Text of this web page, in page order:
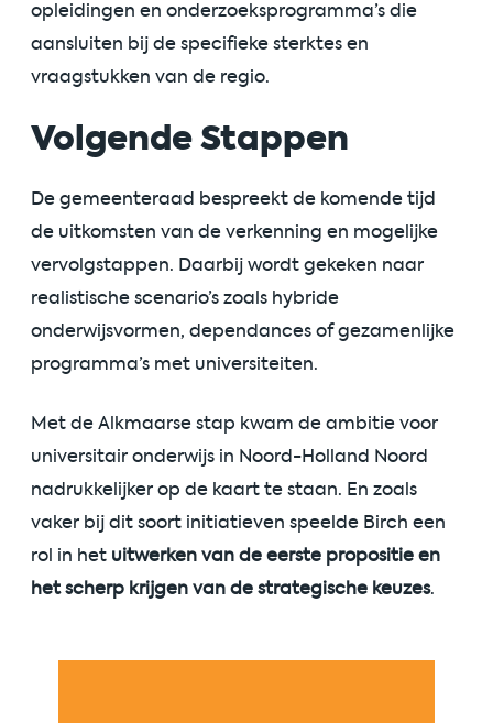
opleidingen en onderzoeksprogramma’s die
aansluiten bij de specifieke sterktes en
vraagstukken van de regio.
Volgende Stappen
De gemeenteraad bespreekt de komende tijd
de uitkomsten van de verkenning en mogelijke
vervolgstappen. Daarbij wordt gekeken naar
realistische scenario’s zoals hybride
onderwijsvormen, dependances of gezamenlijke
programma’s met universiteiten.
Met de Alkmaarse stap kwam de ambitie voor
universitair onderwijs in Noord-Holland Noord
nadrukkelijker op de kaart te staan. En zoals
vaker bij dit soort initiatieven speelde Birch een
rol in het uitwerken van de eerste propositie en
het scherp krijgen van de strategische keuzes.